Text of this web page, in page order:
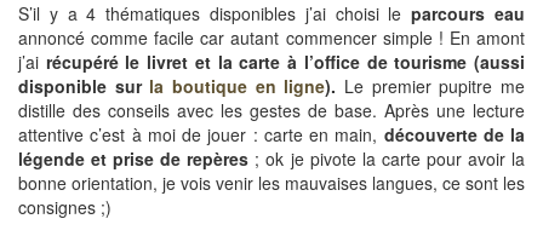
S’il y a 4 thématiques disponibles j’ai choisi leparcours eau
annoncé comme facile car autant commencer simple ! En amont
j’ai récupéré le livret et la carte à l’office de tourisme (aussi
disponible sur la boutique en ligne). Le premier pupitre me
distille des conseils avec les gestes de base. Après une lecture
attentive c’est à moi de jouer : carte en main, découverte de la
légende et prise de repères ; ok je pivote la carte pour avoir la
bonne orientation, je vois venir les mauvaises langues, ce sont les
consignes ;)